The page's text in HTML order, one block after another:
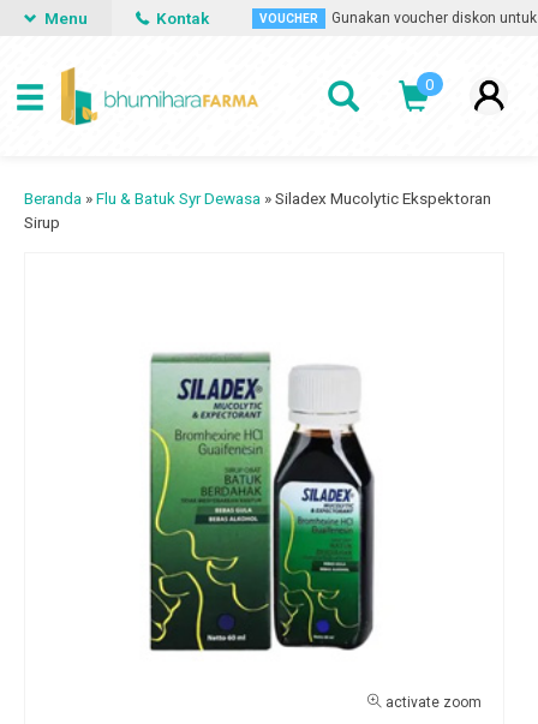
saja dan dimana saja. VOUCHER Gunakan voucher diskon untuk
Menu Kontak
0
Beranda »Flu & Batuk Syr Dewasa »Siladex Mucolytic Ekspektoran
Sirup
activate zoom